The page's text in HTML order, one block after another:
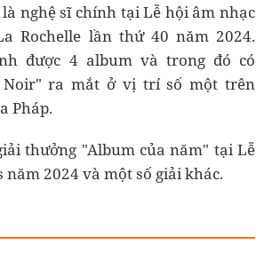
nghệ sĩ chính tại Lễ hội âm nhạc
Rochelle lần thứ 40 năm 2024.
được 4 album và trong đó có
Noir" ra mắt ở vị trí số một trên
Pháp.
thưởng "Album của năm" tại Lễ
2024 và một số giải khác.